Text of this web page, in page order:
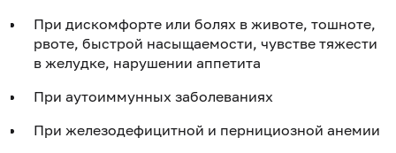
При дискомфорте или болях в животе, тошноте,
рвоте, быстрой насыщаемости, чувстве тяжести
в желудке, нарушении аппетита
При аутоиммунных заболеваниях
При железодефицитной и пернициозной анемии